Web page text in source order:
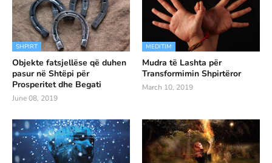
SHPIRT
Objekte fatsjellëse që duhen
pasur në Shtëpi për
Prosperitet dhe Begati
June 08, 2019
MEDITIM
Mudra të Lashta për
Transformimin Shpirtëror
March 10, 2019